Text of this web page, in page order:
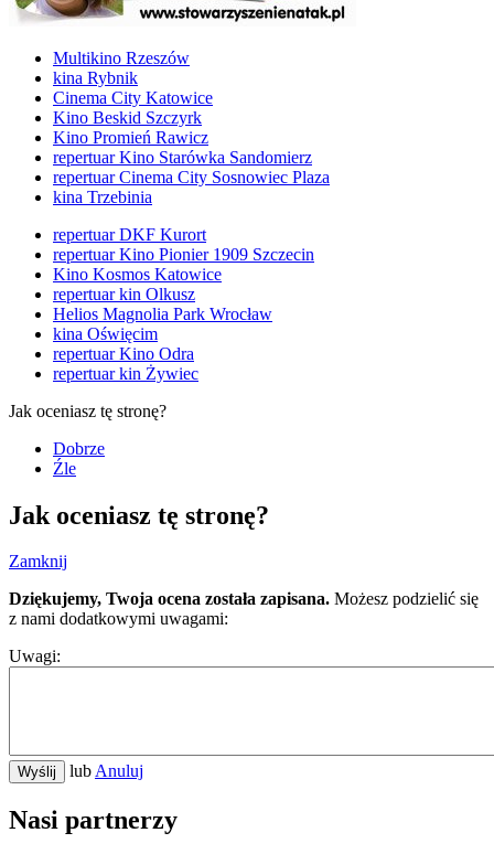
Multikino Rzeszów
kina Rybnik
Cinema City Katowice
Kino Beskid Szczyrk
Kino Promień Rawicz
repertuar Kino Starówka Sandomierz
repertuar Cinema City Sosnowiec Plaza
kina Trzebinia
repertuar DKF Kurort
repertuar Kino Pionier 1909 Szczecin
Kino Kosmos Katowice
repertuar kin Olkusz
Helios Magnolia Park Wrocław
kina Oświęcim
repertuar Kino Odra
repertuar kin Żywiec
Jak oceniasz tę stronę?
Dobrze
Źle
Jak oceniasz tę stronę?
Zamknij
Dziękujemy, Twoja ocena została zapisana. Możesz podzielić się
z nami dodatkowymi uwagami:
Uwagi:
Wyślij lubAnuluj
Nasi partnerzy